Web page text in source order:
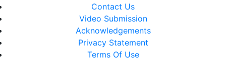
Contact Us
Video Submission
Acknowledgements
Privacy Statement
Terms Of Use